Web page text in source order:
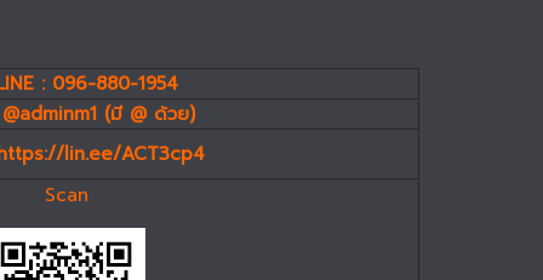
: 096-880-1954
(มี @ ด้วย)
lin.ee/ACT3cp4
Scan